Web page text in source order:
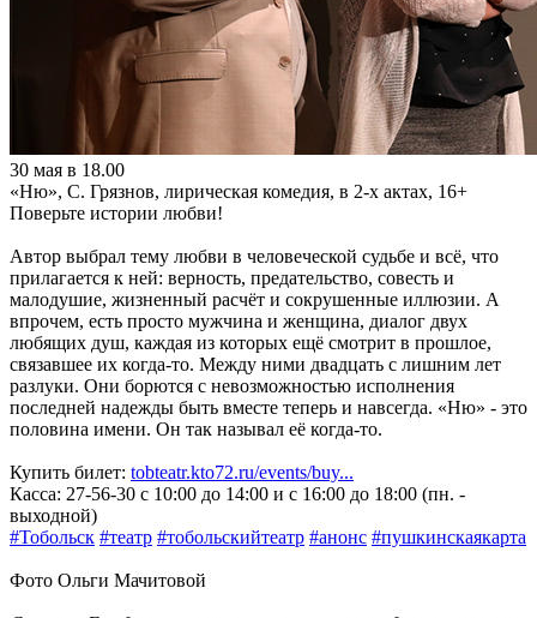
30 мая в 18.00
«Ню», С. Грязнов, лирическая комедия, в 2-х актах, 16+
Поверьте истории любви!
Автор выбрал тему любви в человеческой судьбе и всё, что
прилагается к ней: верность, предательство, совесть и
малодушие, жизненный расчёт и сокрушенные иллюзии. А
впрочем, есть просто мужчина и женщина, диалог двух
любящих душ, каждая из которых ещё смотрит в прошлое,
связавшее их когда-то. Между ними двадцать с лишним лет
разлуки. Они борются с невозможностью исполнения
последней надежды быть вместе теперь и навсегда. «Ню» - это
половина имени. Он так называл её когда-то.
Купить билет: tobteatr.kto72.ru/events/buy...
Касса: 27-56-30 с 10:00 до 14:00 и с 16:00 до 18:00 (пн. -
выходной)
#Тобольск #театр #тобольскийтеатр #анонс #пушкинскаякарта
Фото Ольги Мачитовой